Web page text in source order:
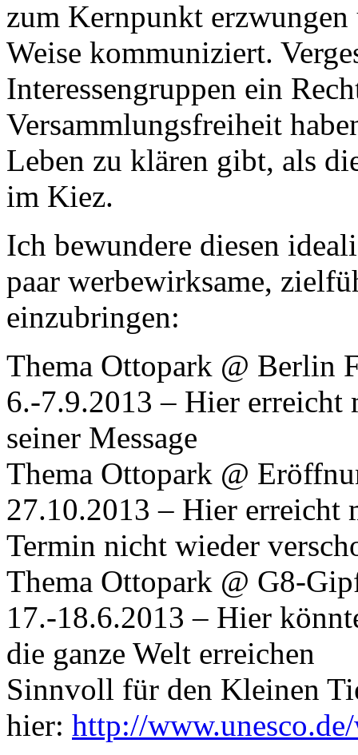
zum Kernpunkt
Weise kommuniziert.
Interessengruppen ein
Versammlungsfreiheit
Leben zu klären gibt, als
im Kiez.
Ich bewundere diesen
paar werbewirksame,
einzubringen:
Thema Ottopark @ Berlin
6.-7.9.2013 – Hier erreicht
seiner Message
Thema Ottopark @
27.10.2013 – Hier erreicht
Termin nicht wieder
Thema Ottopark @ G8-
17.-18.6.2013 – Hier
die ganze Welt erreichen
Sinnvoll für den Kleinen
hier: http://